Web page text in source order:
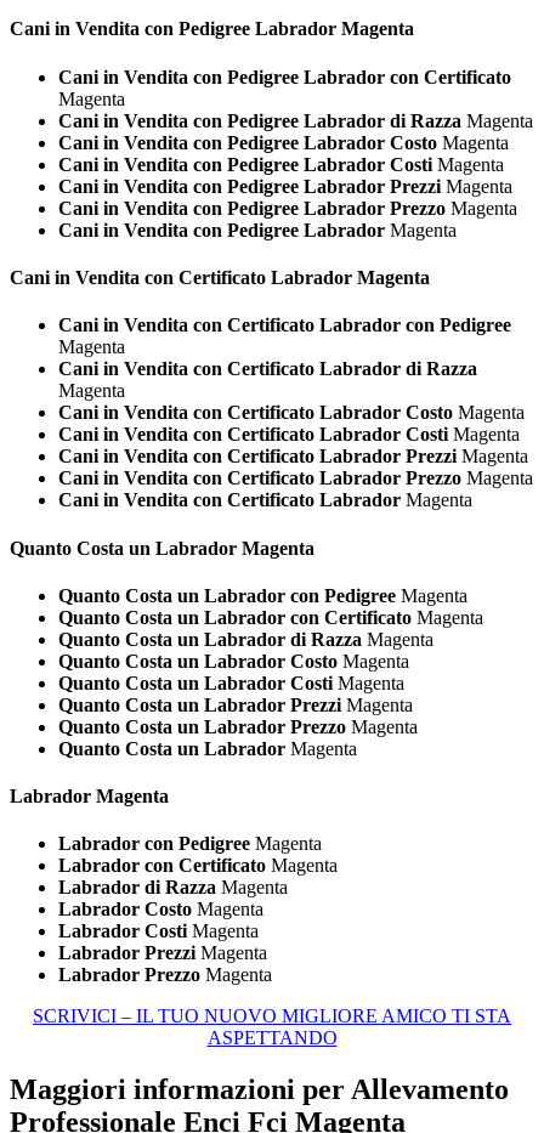
Cani in Vendita con Pedigree Labrador Magenta
Cani in Vendita con Pedigree Labrador con Certificato
Magenta
Cani in Vendita con Pedigree Labrador di Razza Magenta
Cani in Vendita con Pedigree Labrador Costo Magenta
Cani in Vendita con Pedigree Labrador Costi Magenta
Cani in Vendita con Pedigree Labrador Prezzi Magenta
Cani in Vendita con Pedigree Labrador Prezzo Magenta
Cani in Vendita con Pedigree Labrador Magenta
Cani in Vendita con Certificato Labrador Magenta
Cani in Vendita con Certificato Labrador con Pedigree
Magenta
Cani in Vendita con Certificato Labrador di Razza
Magenta
Cani in Vendita con Certificato Labrador Costo Magenta
Cani in Vendita con Certificato Labrador Costi Magenta
Cani in Vendita con Certificato Labrador Prezzi Magenta
Cani in Vendita con Certificato Labrador Prezzo Magenta
Cani in Vendita con Certificato Labrador Magenta
Quanto Costa un Labrador Magenta
Quanto Costa un Labrador con Pedigree Magenta
Quanto Costa un Labrador con Certificato Magenta
Quanto Costa un Labrador di Razza Magenta
Quanto Costa un Labrador Costo Magenta
Quanto Costa un Labrador Costi Magenta
Quanto Costa un Labrador Prezzi Magenta
Quanto Costa un Labrador Prezzo Magenta
Quanto Costa un Labrador Magenta
Labrador Magenta
Labrador con Pedigree Magenta
Labrador con Certificato Magenta
Labrador di Razza Magenta
Labrador Costo Magenta
Labrador Costi Magenta
Labrador Prezzi Magenta
Labrador Prezzo Magenta
SCRIVICI – IL TUO NUOVO MIGLIORE AMICO TI STA
ASPETTANDO
Maggiori informazioni per Allevamento
Professionale Enci Fci Magenta